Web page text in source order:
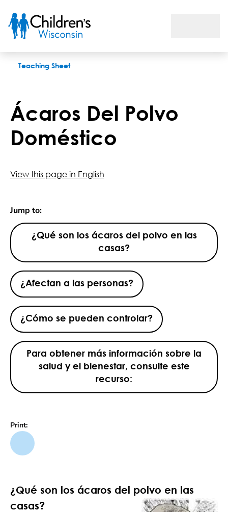
Teaching Sheet
Ácaros Del Polvo
Doméstico
View this page in English
Jump to:
¿Qué son los ácaros del polvo en las
casas?
¿Afectan a las personas?
¿Cómo se pueden controlar?
Para obtener más información sobre la
salud y el bienestar, consulte este
recurso:
Print:
¿Qué son los ácaros del polvo en las
casas?